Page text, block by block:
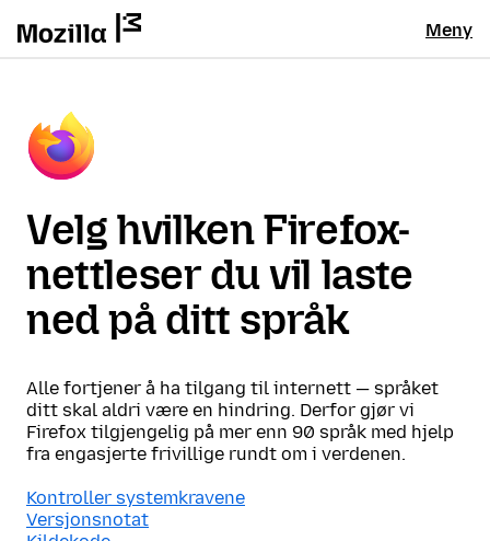
Meny
Velg hvilken Firefox-
nettleser du vil laste
ned på ditt språk
Alle fortjener å ha tilgang til internett — språket
ditt skal aldri være en hindring. Derfor gjør vi
Firefox tilgjengelig på mer enn 90 språk med hjelp
fra engasjerte frivillige rundt om i verdenen.
Kontroller systemkravene
Versjonsnotat